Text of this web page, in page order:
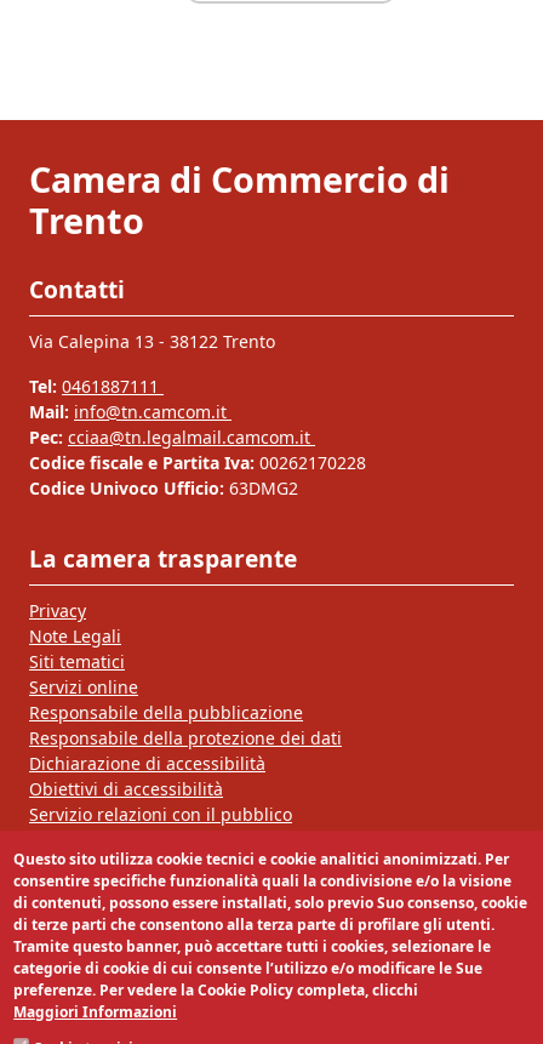
Camera di Commercio di
Trento
Contatti
Via Calepina 13 - 38122 Trento
Tel: 0461887111
Mail: info@tn.camcom.it
Pec: cciaa@tn.legalmail.camcom.it
Codice fiscale e Partita Iva: 00262170228
Codice Univoco Ufficio: 63DMG2
La camera trasparente
Privacy
Note Legali
Siti tematici
Servizi online
Responsabile della pubblicazione
Responsabile della protezione dei dati
Dichiarazione di accessibilità
Obiettivi di accessibilità
Servizio relazioni con il pubblico
Segui la nostra pagina:
Questo sito utilizza cookie tecnici e cookie analitici anonimizzati. Per
consentire specifiche funzionalità quali la condivisione e/o la visione
di contenuti, possono essere installati, solo previo Suo consenso, cookie
di terze parti che consentono alla terza parte di profilare gli utenti.
Tramite questo banner, può accettare tutti i cookies, selezionare le
categorie di cookie di cui consente l’utilizzo e/o modificare le Sue
preferenze. Per vedere la Cookie Policy completa, clicchi
Maggiori Informazioni